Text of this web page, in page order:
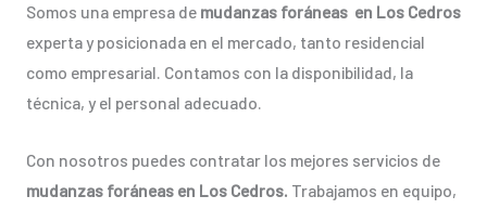
Somos una empresa de mudanzas foráneas en Los Cedros
experta y posicionada en el mercado, tanto residencial
como empresarial. Contamos con la disponibilidad, la
técnica, y el personal adecuado.
Con nosotros puedes contratar los mejores servicios de
mudanzas foráneas en Los Cedros. Trabajamos en equipo,